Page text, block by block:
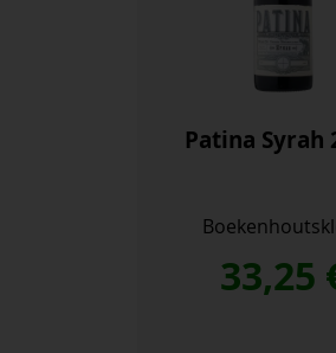
Patina Syrah
33,25